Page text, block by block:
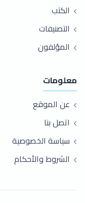
الكتب
التصنيفات
المؤلفون
معلومات
عن الموقع
اتصل بنا
سياسة الخصوصية
الشروط والأحكام